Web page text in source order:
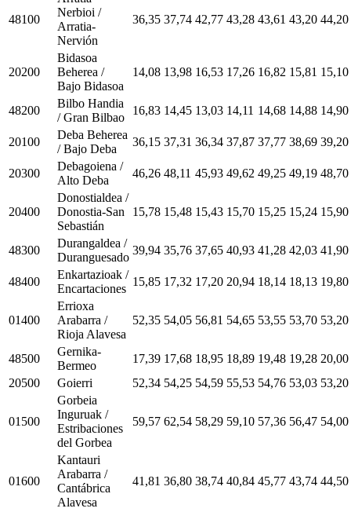
48100
Nerbioi /
Arratia-
Nervión
36,35 37,74 42,77 43,28 43,61 43,20 44,20
20200
Bidasoa
Beherea /
Bajo Bidasoa
14,08 13,98 16,53 17,26 16,82 15,81 15,10
48200
Bilbo Handia
/ Gran Bilbao
16,83 14,45 13,03 14,11 14,68 14,88 14,90
20100
Deba Beherea
/ Bajo Deba
36,15 37,31 36,34 37,87 37,77 38,69 39,20
20300
Debagoiena /
Alto Deba
46,26 48,11 45,93 49,62 49,25 49,19 48,70
20400
Donostialdea /
Donostia-San
Sebastián
15,78 15,48 15,43 15,70 15,25 15,24 15,90
48300
Durangaldea /
Duranguesado
39,94 35,76 37,65 40,93 41,28 42,03 41,90
48400
Enkartazioak /
Encartaciones
15,85 17,32 17,20 20,94 18,14 18,13 19,80
01400
Errioxa
Arabarra /
Rioja Alavesa
52,35 54,05 56,81 54,65 53,55 53,70 53,20
48500
Gernika-
Bermeo
17,39 17,68 18,95 18,89 19,48 19,28 20,00
20500
Goierri 52,34 54,25 54,59 55,53 54,76 53,03 53,20
01500
Gorbeia
Inguruak /
Estribaciones
del Gorbea
59,57 62,54 58,29 59,10 57,36 56,47 54,00
01600
Kantauri
Arabarra /
Cantábrica
Alavesa
41,81 36,80 38,74 40,84 45,77 43,74 44,50